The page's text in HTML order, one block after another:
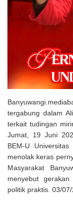
Uji Coba Program
tergabung dalam
terkait tudingan
Jumat, 19 Juni
BEM-U
menolak keras
Masyarakat
menyebut
politik praktis. 03/07/